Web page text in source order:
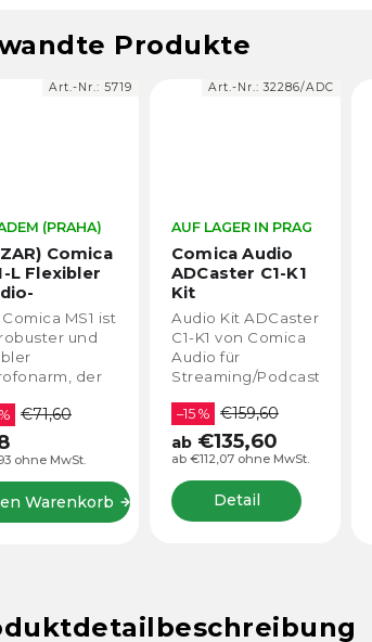
Produkte
Comica
L Flexibler
Farbe)
105 cm
(PRAHA)
ohne MwSt.
€71,60
Warenkorb
MS1 ist
und
der
am
ermöglicht.
der
des
Art.-Nr.: 5719
Comica Audio
ADCaster C1-K1
Kit
AUF LAGER IN PRAG
ab €112,07 ohne MwSt.
–15 %
€159,60
ab €135,60
Detail
Audio Kit ADCaster
C1-K1 von Comica
Audio für
Streaming/Podcast.
Art.-Nr.:32286/ADC